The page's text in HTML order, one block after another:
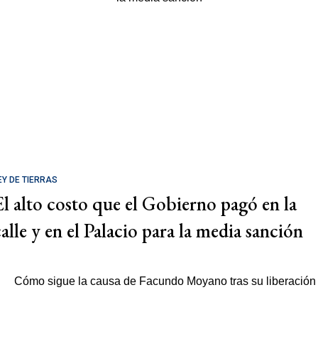
DE TIERRAS
alto costo que el Gobierno pagó en la
y en el Palacio para la media sanción